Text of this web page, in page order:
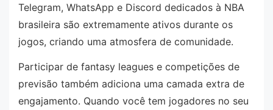
Telegram, WhatsApp e Discord dedicados à NBA
brasileira são extremamente ativos durante os
jogos, criando uma atmosfera de comunidade.
Participar de fantasy leagues e competições de
previsão também adiciona uma camada extra de
engajamento. Quando você tem jogadores no seu